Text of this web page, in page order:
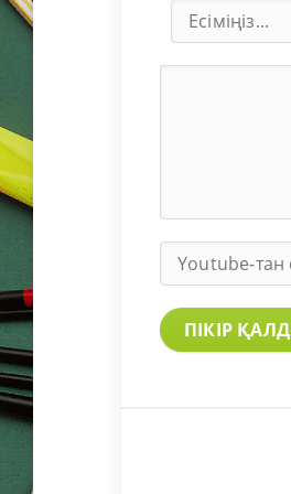
ПІКІР